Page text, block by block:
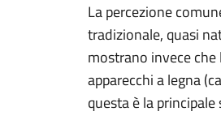
La percezione
tradizionale, quasi
mostrano invece
apparecchi a legna
questa è la